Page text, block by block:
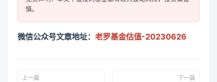
微信公众号文章地址： 老罗基金估值-20230626
上一篇 下一篇